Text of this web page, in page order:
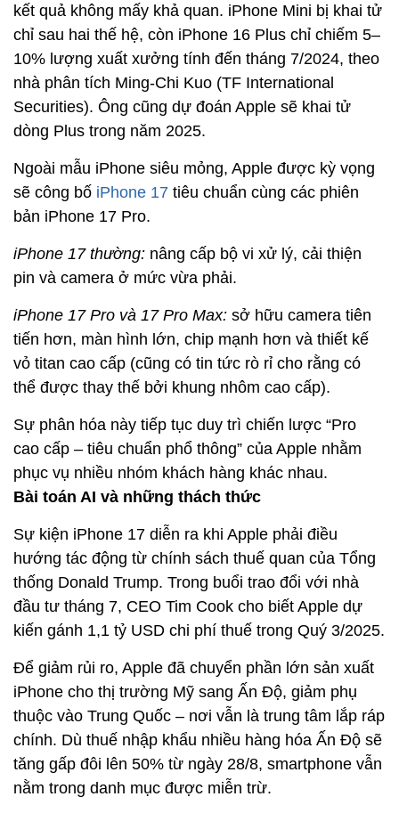
kết quả không mấy khả quan. iPhone Mini bị khai tử
chỉ sau hai thế hệ, còn iPhone 16 Plus chỉ chiếm 5–
10% lượng xuất xưởng tính đến tháng 7/2024, theo
nhà phân tích Ming-Chi Kuo (TF International
Securities). Ông cũng dự đoán Apple sẽ khai tử
dòng Plus trong năm 2025.
Ngoài mẫu iPhone siêu mỏng, Apple được kỳ vọng
sẽ công bố iPhone 17 tiêu chuẩn cùng các phiên
bản iPhone 17 Pro.
iPhone 17 thường: nâng cấp bộ vi xử lý, cải thiện
pin và camera ở mức vừa phải.
iPhone 17 Pro và 17 Pro Max: sở hữu camera tiên
tiến hơn, màn hình lớn, chip mạnh hơn và thiết kế
vỏ titan cao cấp (cũng có tin tức rò rỉ cho rằng có
thể được thay thế bởi khung nhôm cao cấp).
Sự phân hóa này tiếp tục duy trì chiến lược “Pro
cao cấp – tiêu chuẩn phổ thông” của Apple nhằm
phục vụ nhiều nhóm khách hàng khác nhau.
Bài toán AI và những thách thức
Sự kiện iPhone 17 diễn ra khi Apple phải điều
hướng tác động từ chính sách thuế quan của Tổng
thống Donald Trump. Trong buổi trao đổi với nhà
đầu tư tháng 7, CEO Tim Cook cho biết Apple dự
kiến gánh 1,1 tỷ USD chi phí thuế trong Quý 3/2025.
Để giảm rủi ro, Apple đã chuyển phần lớn sản xuất
iPhone cho thị trường Mỹ sang Ấn Độ, giảm phụ
thuộc vào Trung Quốc – nơi vẫn là trung tâm lắp ráp
chính. Dù thuế nhập khẩu nhiều hàng hóa Ấn Độ sẽ
tăng gấp đôi lên 50% từ ngày 28/8, smartphone vẫn
nằm trong danh mục được miễn trừ.